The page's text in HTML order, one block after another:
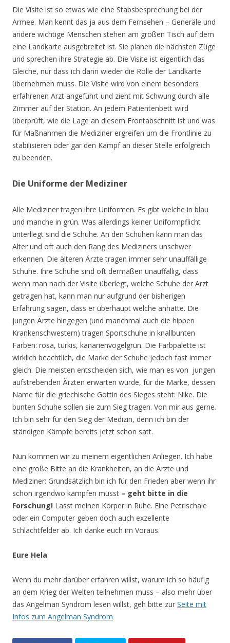
Die Visite ist so etwas wie eine Stabsbesprechung bei der
Armee. Man kennt das ja aus dem Fernsehen – Generäle und
andere wichtige Menschen stehen am großen Tisch auf dem
eine Landkarte ausgebreitet ist. Sie planen die nächsten Züge
und sprechen ihre Strategie ab. Die Visite ist eigentlich das
Gleiche, nur dass ich dann wieder die Rolle der Landkarte
übernehmen muss. Die Visite wird von einem besonders
erfahrenen Arzt angeführt und zieht mit Schwung durch alle
Zimmer auf der Station. An jedem Patientenbett wird
überprüft, wie die Lage an diesem Frontabschnitt ist und was
für Maßnahmen die Mediziner ergreifen um die Frontlinie zu
stabilisieren oder gar den Kampf an dieser Stelle erfolgreich
zu beenden.
Die Uniforme der Mediziner
Alle Mediziner tragen ihre Uniformen. Es gibt welche in blau
und manche in grün. Was allerdings keiner Uniformpflicht
unterliegt sind die Schuhe. An den Schuhen kann man das
Alter und oft auch den Rang des Mediziners unschwer
erkennen. Die älteren Ärzte tragen immer sehr unauffällige
Schuhe. Ihre Schuhe sind oft dermaßen unauffällig, dass
wenn man nach der Visite überlegt, welche Schuhe der Arzt
getragen hat, kann man nur aufgrund der bisherigen
Erfahrung sagen, dass er überhaupt welche anhatte. Die
jungen Ärzte hingegen (und manchmal auch die hippen
Krankenschwestern) tragen Sportschuhe in knallbunten
Farben: rosa, türkis, kanarienvogelgrün. Die Farbpalette ist
wirklich beachtlich, die Marke der Schuhe jedoch fast immer
gleich. Die meisten entscheiden sich, wie man es von jungen
aufstrebenden Ärzten erwarten würde, für die Marke, dessen
Name für die griechische Göttin des Sieges steht: Nike. Die
bunten Schuhe sollen sie zum Sieg tragen. Von mir aus gerne.
Ich bin sehr für den Sieg der Medizin, denn ich bin der
ständigen Kämpfe bereits jetzt schon satt.
Nun kommen wir zu meinem eigentlichen Anliegen. Ich habe
eine große Bitte an die Krankheiten, an die Ärzte und
Mediziner: Grundsätzlich bin ich für den Frieden aber wenn ihr
schon irgendwo kämpfen müsst – geht bitte in die
Forschung! Lasst meinen Körper in Ruhe. Eine Petrischale
oder ein Computer geben doch auch exzellente
Schlachtfelder ab. Ich danke euch im Voraus.
Eure Hela
Wenn du mehr darüber erfahren willst, warum ich so häufig
an dem Krieg der Welten teilnehmen muss – also mehr über
das Angelman Syndrom lesen willst, geh bitte zur Seite mit
Infos zum Angelman Syndrom